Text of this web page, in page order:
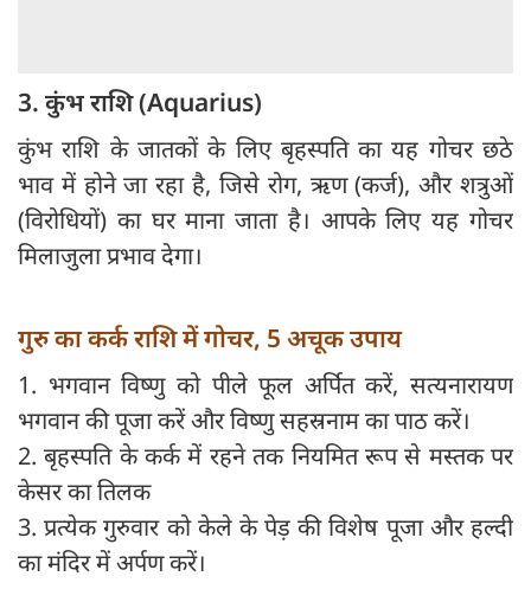
3. कुंभ राशि (Aquarius)
कुंभ राशि के जातकों के लिए बृहस्पति का यह गोचर छठे
भाव में होने जा रहा है, जिसे रोग, ऋण (कर्ज), और शत्रुओं
(विरोधियों) का घर माना जाता है। आपके लिए यह गोचर
मिलाजुला प्रभाव देगा।
गुरु का कर्क राशि में गोचर, 5 अचूक उपाय
1. भगवान विष्णु को पीले फूल अर्पित करें, सत्यनारायण
भगवान की पूजा करें और विष्णु सहस्रनाम का पाठ करें।
2. बृहस्पति के कर्क में रहने तक नियमित रूप से मस्तक पर
केसर का तिलक
3. प्रत्येक गुरुवार को केले के पेड़ की विशेष पूजा और हल्दी
का मंदिर में अर्पण करें।